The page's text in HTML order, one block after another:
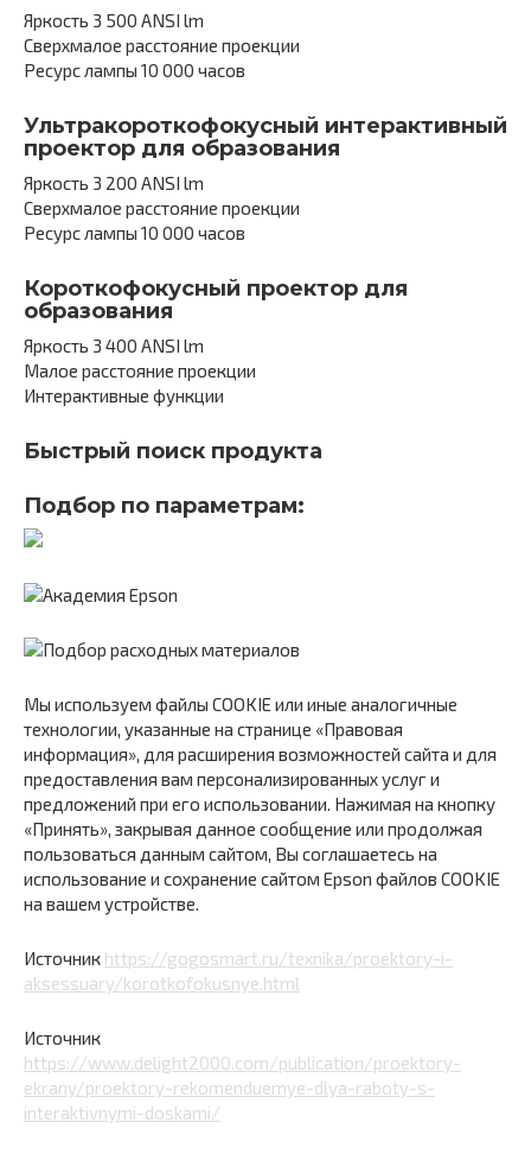
Яркость 3 500 ANSI lm
Сверхмалое расстояние проекции
Ресурс лампы 10 000 часов
Ультракороткофокусный интерактивный
проектор для образования
Яркость 3 200 ANSI lm
Сверхмалое расстояние проекции
Ресурс лампы 10 000 часов
Короткофокусный проектор для
образования
Яркость 3 400 ANSI lm
Малое расстояние проекции
Интерактивные функции
Быстрый поиск продукта
Подбор по параметрам:
Мы используем файлы COOKIE или иные аналогичные
технологии, указанные на странице «Правовая
информация», для расширения возможностей сайта и для
предоставления вам персонализированных услуг и
предложений при его использовании. Нажимая на кнопку
«Принять», закрывая данное сообщение или продолжая
пользоваться данным сайтом, Вы соглашаетесь на
использование и сохранение сайтом Epson файлов COOKIE
на вашем устройстве.
Источник https://gogosmart.ru/texnika/proektory-i-
aksessuary/korotkofokusnye.html
Источник
https://www.delight2000.com/publication/proektory-
ekrany/proektory-rekomenduemye-dlya-raboty-s-
interaktivnymi-doskami/